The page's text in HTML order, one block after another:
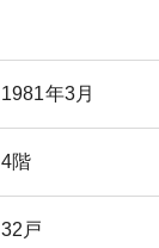
1981年3月
4階
32戸